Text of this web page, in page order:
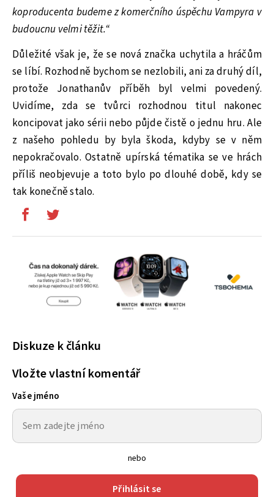
koproducenta budeme z komerčního úspěchu Vampyra v
budoucnu velmi těžit.“
Důležité však je, že se nová značka uchytila a hráčům
se líbí. Rozhodně bychom se nezlobili, ani za druhý díl,
protože Jonathanův příběh byl velmi povedený.
Uvidíme, zda se tvůrci rozhodnou titul nakonec
koncipovat jako sérii nebo půjde čistě o jednu hru. Ale
z našeho pohledu by byla škoda, kdyby se v něm
nepokračovalo. Ostatně upírská tématika se ve hrách
příliš neobjevuje a toto bylo po dlouhé době, kdy se
tak konečně stalo.
Diskuze k článku
Vložte vlastní komentář
Vaše jméno
nebo
Přihlásit se